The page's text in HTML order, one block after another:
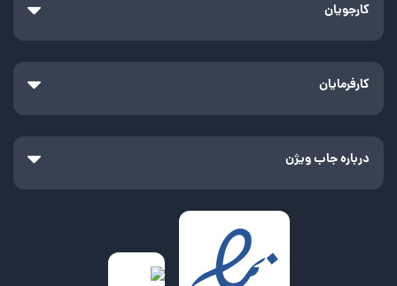
کارجویان
کارفرمایان
درباره جاب ویژن